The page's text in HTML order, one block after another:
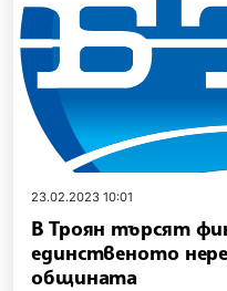
23.02.2023 10:01
В Троян търсят
единственото
общината